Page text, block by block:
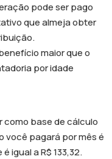
pode ser pago
que almeja obter
maior que o
por idade
como base de cálculo
você pagará por mês é
igual a R$ 133,32.